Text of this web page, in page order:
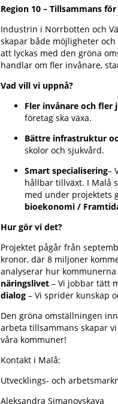
Region 10 – Tillsammans
Industrin i Norrbotten och
skapar både möjligheter
att lyckas med den gröna
handlar om fler invånare,
Vad vill vi uppnå?
Fler invånare och fler
företag ska växa.
Bättre infrastruktur
skolor och sjukvård.
Smart specialisering–
hållbar tillväxt. I Malå
med under projektets
bioekonomi /
Hur gör vi det?
Projektet pågår från
kronor, där 8 miljoner
analyserar hur
näringslivet– Vi jobbar tätt
dialog– Vi sprider kunskap
Den gröna omställningen
arbeta tillsammans skapar
våra kommuner!
Kontakt i Malå:
Utvecklings- och
Aleksandra Simanovskaya